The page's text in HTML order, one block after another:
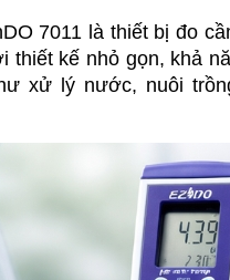
7011 là thiết bị đo
thiết kế nhỏ gọn, khả
xử lý nước, nuôi